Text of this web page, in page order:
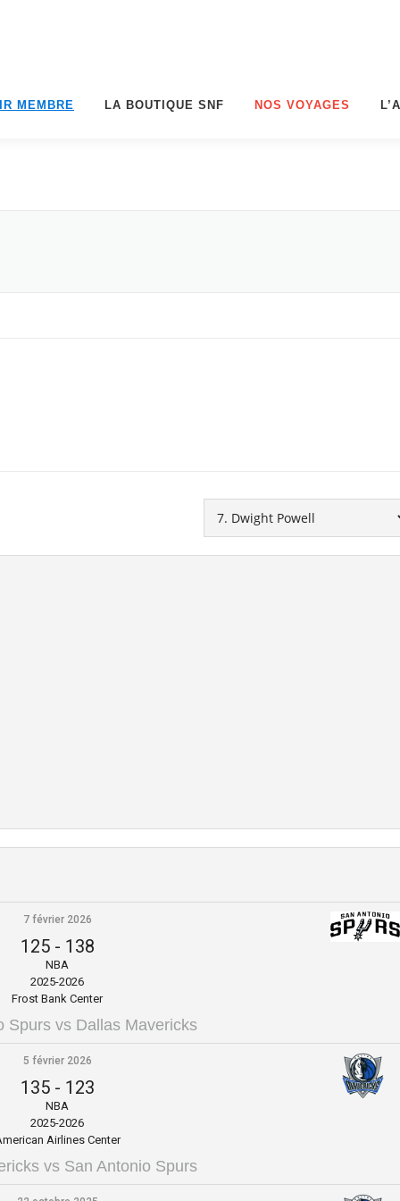
MEMBRE LA BOUTIQUE SNF NOS VOYAGES
7 février 2026
125- 138
NBA
2025-2026
Frost Bank Center
Spurs vs Dallas Mavericks
5 février 2026
135- 123
NBA
2025-2026
Airlines Center
vs San Antonio Spurs